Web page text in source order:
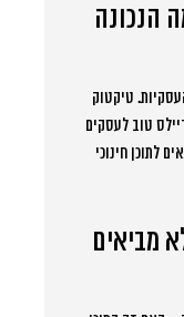
הנכונה
טיקטוק
טוב לעסקים
לתוכן חינוכי
מביאים